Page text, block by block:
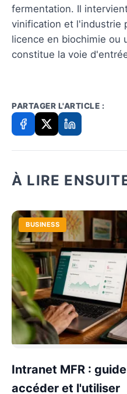
fermentation. Il
vinification et l'industrie
licence en biochimie ou
constitue la voie
PARTAGER L'ARTICLE :
À LIRE
BUSINESS
Intranet MFR :
accéder et l'utiliser